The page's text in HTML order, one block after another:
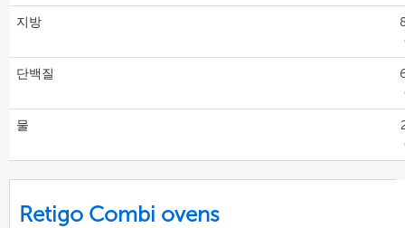
지방
단백질
물
Retigo Combi ovens